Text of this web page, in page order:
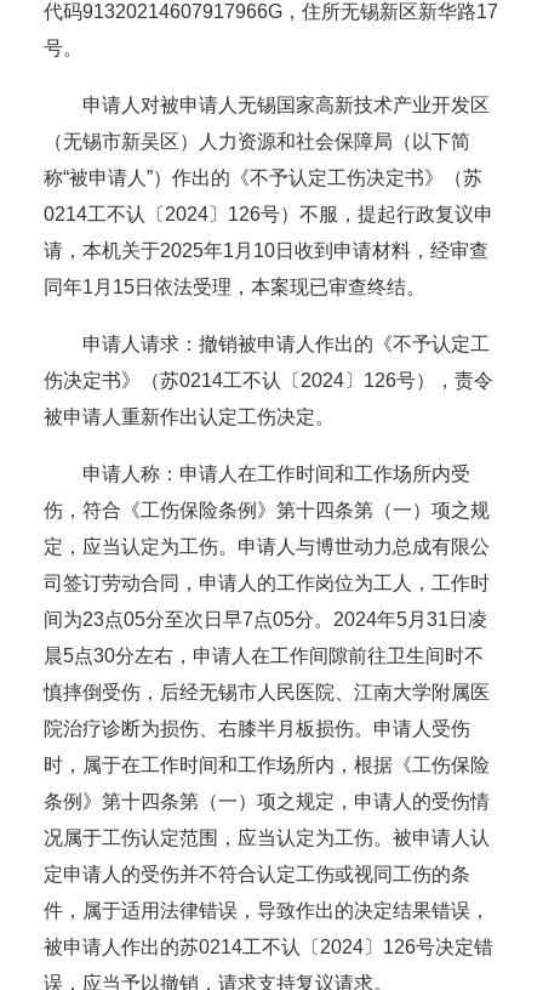
代码91320214607917966G，住所无锡新区新华路17
号。
申请人对被申请人无锡国家高新技术产业开发区
（无锡市新吴区）人力资源和社会保障局（以下简
称“被申请人”）作出的《不予认定工伤决定书》（苏
0214工不认〔2024〕126号）不服，提起行政复议申
请，本机关于2025年1月10日收到申请材料，经审查
同年1月15日依法受理，本案现已审查终结。
申请人请求：撤销被申请人作出的《不予认定工
伤决定书》（苏0214工不认〔2024〕126号），责令
被申请人重新作出认定工伤决定。
申请人称：申请人在工作时间和工作场所内受
伤，符合《工伤保险条例》第十四条第（一）项之规
定，应当认定为工伤。申请人与博世动力总成有限公
司签订劳动合同，申请人的工作岗位为工人，工作时
间为23点05分至次日早7点05分。2024年5月31日凌
晨5点30分左右，申请人在工作间隙前往卫生间时不
慎摔倒受伤，后经无锡市人民医院、江南大学附属医
院治疗诊断为损伤、右膝半月板损伤。申请人受伤
时，属于在工作时间和工作场所内，根据《工伤保险
条例》第十四条第（一）项之规定，申请人的受伤情
况属于工伤认定范围，应当认定为工伤。被申请人认
定申请人的受伤并不符合认定工伤或视同工伤的条
件，属于适用法律错误，导致作出的决定结果错误，
被申请人作出的苏0214工不认〔2024〕126号决定错
误，应当予以撤销，请求支持复议请求。